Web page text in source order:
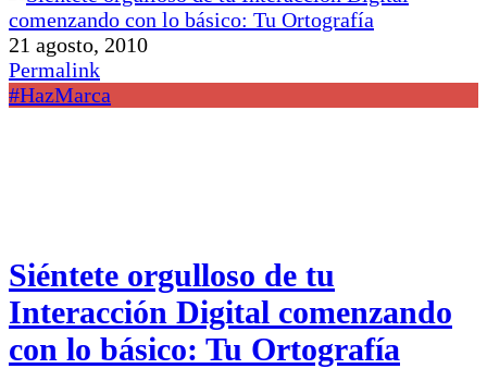
21 agosto, 2010
Permalink
#HazMarca
Siéntete orgulloso de tu
Interacción Digital comenzando
con lo básico: Tu Ortografía